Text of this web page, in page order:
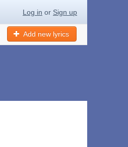
Log in or Sign up
Add new lyrics